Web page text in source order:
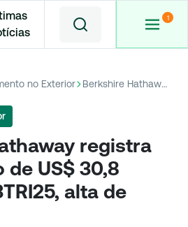
no Exterior Berkshire Hathaway registra lucro líquido de US$ 30,8 bilhões no 3TRI25, alta de 17,3%
registra
US$ 30,8
alta de